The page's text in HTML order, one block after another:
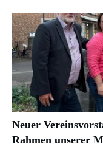
Neuer
Rahmen unserer